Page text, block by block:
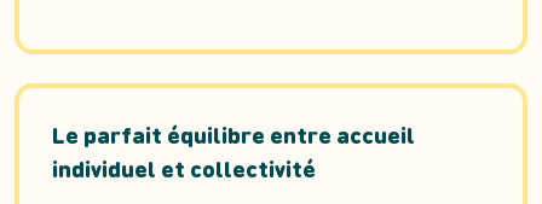
Le parfait équilibre entre accueil
individuel et collectivité